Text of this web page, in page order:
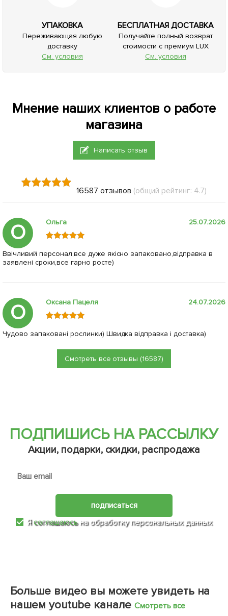
УПАКОВКА
Переживающая любую
доставку
См. условия
БЕСПЛАТНАЯ ДОСТАВКА
Получайте полный возврат
стоимости с премиум LUX
См. условия
Мнение наших клиентов о работе
магазина
Написать отзыв
16587 отзывов (общий рейтинг: 4.7)
О Ольга 25.07.2026
Ввічливий персонал,все дуже якісно запаковано,відправка в
заявлені сроки,все гарно росте)
О Оксана Пацеля 24.07.2026
Чудово запаковані рослинки) Швидка відправка і доставка)
Смотреть все отзывы (16587)
ПОДПИШИСЬ НА РАССЫЛКУ
Акции, подарки, скидки, распродажа
подписаться
Ясоглашаюсьна обработку персональных данных
Больше видео вы можете увидеть на
нашем youtube канале Смотреть все